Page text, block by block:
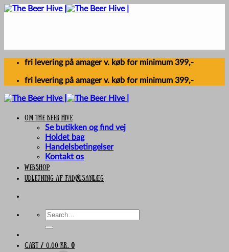
Skip
fri levering på amager v. køb for minimum 399,-
fri levering på amager v. køb for minimum 399,-
Om The Beer Hive
Se butikken og find vej
Holdet bag
Handelsbetingelser
Kontakt os
Webshop
UDLEJNING AF FADØLSANLÆG
Search
Cart / 0,00 kr. 0